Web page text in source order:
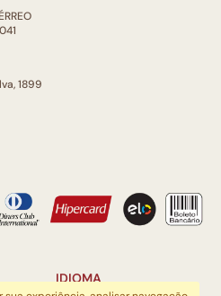
1899
IDIOMA